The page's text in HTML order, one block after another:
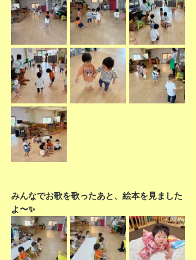
みんなでお歌を歌ったあと、絵本を見ました
よ〜✨